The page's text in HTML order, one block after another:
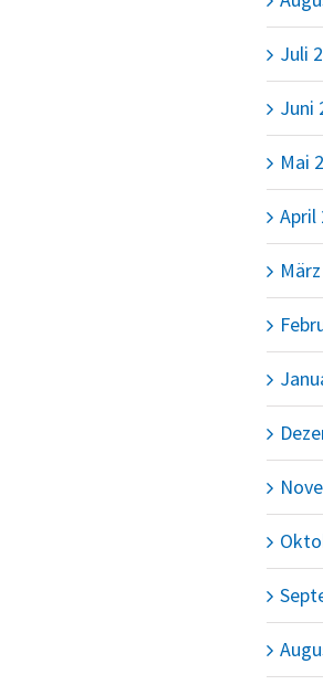
Juli
Juni
Mai
April